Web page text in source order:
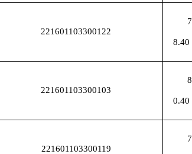
221601103300122
7
8.40
221601103300103
8
0.40
221601103300119
7